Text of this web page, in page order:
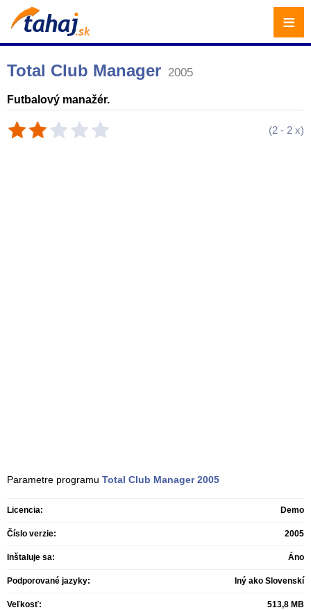
Total Club Manager 2005
Futbalový manažér.
(2 - 2 x)
Parametre programu Total Club Manager 2005
Licencia: Demo
Číslo verzie: 2005
Inštaluje sa: Áno
Podporované jazyky: Iný ako Slovenskí
Veľkosť: 513,8 MB
≡